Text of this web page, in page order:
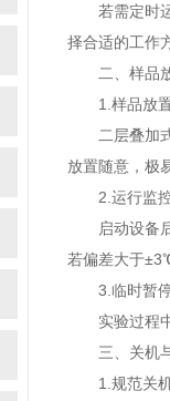
若需定时运
择合适的工作
二、样品放
1.样品放
二层叠加式
放置随意，极
2.运行监
启动设备后
若偏差大于
3.临时暂停
实验过程中
三、关机与
1.规范关